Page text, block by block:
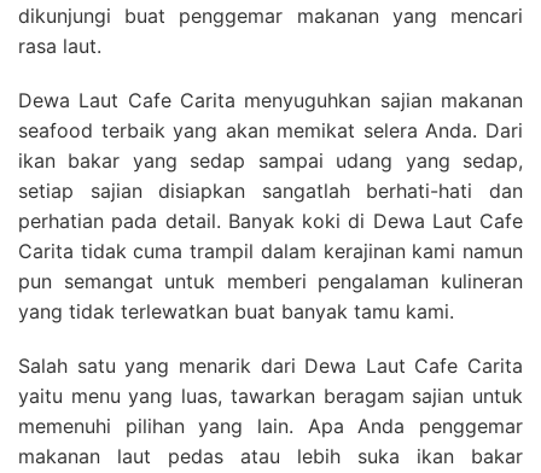
dikunjungi buat penggemar makanan yang mencari
rasa laut.
Dewa Laut Cafe Carita menyuguhkan sajian makanan
seafood terbaik yang akan memikat selera Anda. Dari
ikan bakar yang sedap sampai udang yang sedap,
setiap sajian disiapkan sangatlah berhati-hati dan
perhatian pada detail. Banyak koki di Dewa Laut Cafe
Carita tidak cuma trampil dalam kerajinan kami namun
pun semangat untuk memberi pengalaman kulineran
yang tidak terlewatkan buat banyak tamu kami.
Salah satu yang menarik dari Dewa Laut Cafe Carita
yaitu menu yang luas, tawarkan beragam sajian untuk
memenuhi pilihan yang lain. Apa Anda penggemar
makanan laut pedas atau lebih suka ikan bakar